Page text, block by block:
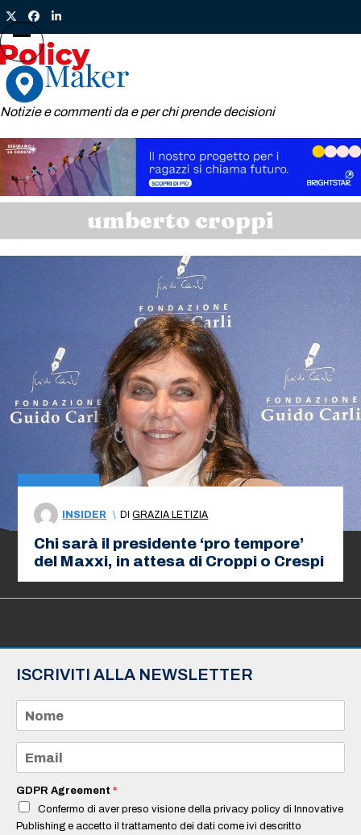
Skip
to
content
TwitterFacebook
LinkedIn
Notizie e commenti da e per chi prende decisioni
Open
mobile
menu
Close
mobile
menu
umberto croppi
INSIDER \ DIGRAZIA LETIZIA
Chi sarà il presidente ‘pro tempore’
del Maxxi, in attesa di Croppi o Crespi
ISCRIVITI ALLA NEWSLETTER
m
e
a
i
*
GDPR Agreement *
Confermo di aver preso visione della privacy policy di Innovative
Publishing e accetto il trattamento dei dati come ivi descritto